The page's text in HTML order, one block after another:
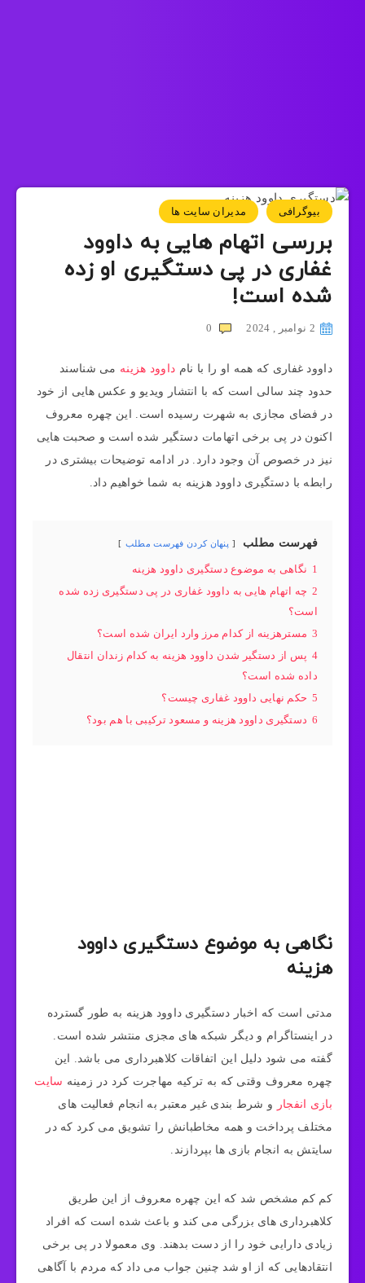
بیوگرافی مدیران سایت ها
بررسی اتهام هایی به داوود
غفاری در پی دستگیری او زده
شده است!
2 نوامبر , 2024 0
داوود غفاری که همه او را با نام داوود هزینه می شناسند
حدود چند سالی است که با انتشار ویدیو و عکس هایی از خود
در فضای مجازی به شهرت رسیده است. این چهره معروف
اکنون در پی برخی اتهامات دستگیر شده است و صحبت هایی
نیز در خصوص آن وجود دارد. در ادامه توضیحات بیشتری در
رابطه با دستگیری داوود هزینه به شما خواهیم داد.
فهرست مطلب پنهان کردن فهرست مطلب
1 نگاهی به موضوع دستگیری داوود هزینه
2 چه اتهام هایی به داوود غفاری در پی دستگیری زده شده
است؟
3 مسترهزینه از کدام مرز وارد ایران شده است؟
4 پس از دستگیر شدن داوود هزینه به کدام زندان انتقال
داده شده است؟
5 حکم نهایی داوود غفاری چیست؟
6 دستگیری داوود هزینه و مسعود ترکیبی با هم بود؟
نگاهی به موضوع دستگیری داوود
هزینه
مدتی است که اخبار دستگیری داوود هزینه به طور گسترده
در اینستاگرام و دیگر شبکه های مجزی منتشر شده است.
گفته می شود دلیل این اتفاقات کلاهبرداری می باشد. این
چهره معروف وقتی که به ترکیه مهاجرت کرد در زمینه سایت
بازی انفجار
و شرط بندی غیر معتبر به انجام فعالیت های
مختلف پرداخت و همه مخاطبانش را تشویق می کرد که در
سایتش به انجام بازی ها بپردازند.
کم کم مشخص شد که این چهره معروف از این طریق
کلاهبرداری های بزرگی می کند و باعث شده است که افراد
زیادی دارایی خود را از دست بدهند. وی معمولا در پی برخی
انتقادهایی که از او شد چنین جواب می داد که مردم با آگاهی